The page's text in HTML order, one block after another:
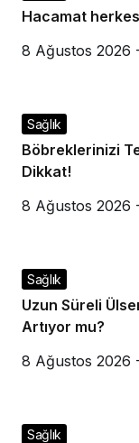
Hacamat
8 Ağustos 2026
Sağlık
Böbreklerinizi
Dikkat!
8 Ağustos 2026
Sağlık
Uzun Süreli
Artıyor mu?
8 Ağustos 2026
Sağlık